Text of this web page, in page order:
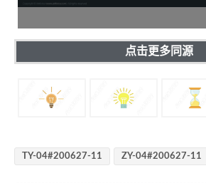
点击更多同源
TY-04#200627-11 ZY-04#200627-11